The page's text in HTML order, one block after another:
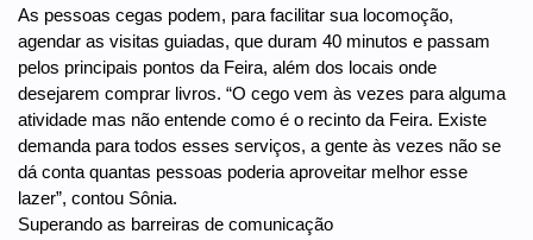
As pessoas cegas podem, para facilitar sua locomoção,
agendar as visitas guiadas, que duram 40 minutos e passam
pelos principais pontos da Feira, além dos locais onde
desejarem comprar livros. “O cego vem às vezes para alguma
atividade mas não entende como é o recinto da Feira. Existe
demanda para todos esses serviços, a gente às vezes não se
dá conta quantas pessoas poderia aproveitar melhor esse
lazer”, contou Sônia.
Superando as barreiras de comunicação